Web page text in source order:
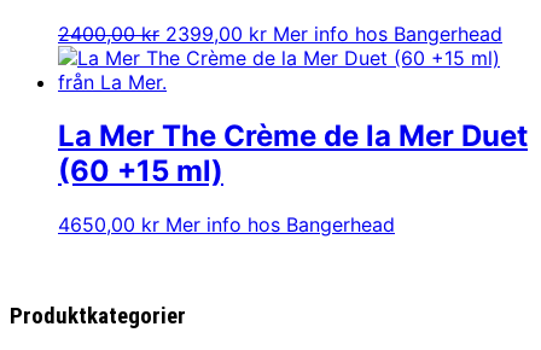
2400,00kr Det
ursprungliga
priset
2400,00 kr.
2399,00 krDet
nuvarande
2399,00 kr.
Mer info hos Bangerhead
La Mer The Crème de la Mer Duet
(60 +15 ml)
4650,00 kr Mer info hos Bangerhead
Produktkategorier